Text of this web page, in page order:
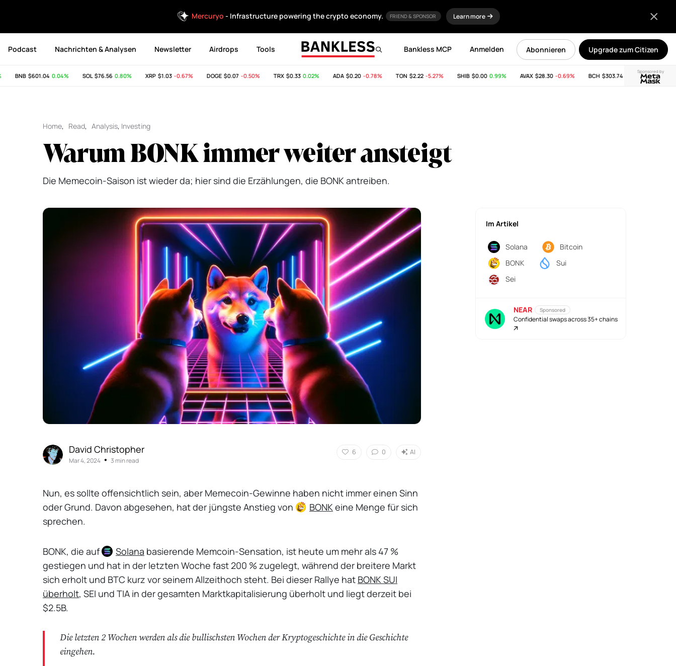
Mercuryo - Infrastructure powering the crypto economy. FRIEND & SPONSOR Learn more
Podcast Nachrichten & Analysen Newsletter Airdrops Tools Upgrade zum Citizen
Abonnieren
Anmelden
Bankless MCP
Sponsored by
BNB$601.04 0.04% SOL$76.56 0.80% XRP$1.03 -0.67% DOGE$0.07 -0.50% TRX$0.33 0.02% ADA$0.20 -0.78% TON$2.22 -5.27% SHIB$0.00 0.99% AVAX$28.30 -0.69% BCH$303.74 -11.53% LINK
Home, Read, Analysis, Investing
Warum BONK immer weiter ansteigt
Die Memecoin-Saison ist wieder da; hier sind die Erzählungen, die BONK antreiben.
David Christopher
Mar 4, 2024• 3 min read
6 0 AI
Nun, es sollte offensichtlich sein, aber Memecoin-Gewinne haben nicht immer einen Sinn
oder Grund. Davon abgesehen, hat der jüngste Anstieg von
BONK eine Menge für sich
sprechen.
BONK, die auf Solana basierende Memcoin-Sensation, ist heute um mehr als 47 %
gestiegen und hat in der letzten Woche fast 200 % zugelegt, während der breitere Markt
sich erholt und BTC kurz vor seinem Allzeithoch steht. Bei dieser Rallye hat BONK SUI
überholt, SEI und TIA in der gesamten Marktkapitalisierung überholt und liegt derzeit bei
$2.5B.
Die letzten 2 Wochen werden als die bullischsten Wochen der Kryptogeschichte in die Geschichte
eingehen.
Im Artikel
Solana
Bitcoin
BONK
Sui
Sei
NEAR Sponsored
Confidential swaps across 35+ chains